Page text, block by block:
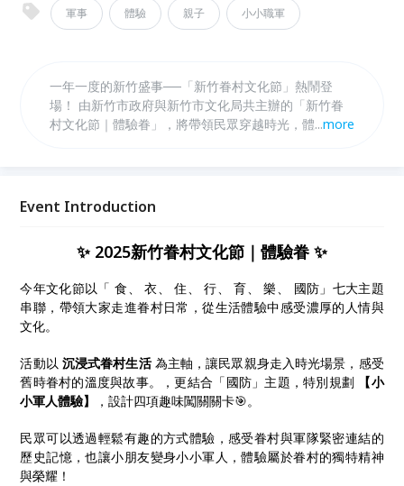
軍事 體驗 親子 小小職軍
一年一度的新竹盛事──「新竹眷村文化節」熱鬧登
場！ 由新竹市政府與新竹市文化局共主辦的「新竹眷
村文化節｜體驗眷」，將帶領民眾穿越時光，體驗滿載
識「保家衛國」的榮耀與驕傲，從小種下榮譽的種子。
...more
Event Introduction
✨ 2025新竹眷村文化節｜體驗眷 ✨
今年文化節以「 食、 衣、 住、 行、 育、 樂、 國防」七大主題
串聯，帶領大家走進眷村日常，從生活體驗中感受濃厚的人情與
文化。
活動以 沉浸式眷村生活為主軸，讓民眾親身走入時光場景，感受
舊時眷村的溫度與故事。，更結合「國防」主題，特別規劃
【小
小軍人體驗】
，設計四項趣味闖關關卡🎯。
民眾可以透過輕鬆有趣的方式體驗，感受眷村與軍隊緊密連結的
歷史記憶，也讓小朋友變身小小軍人，體驗屬於眷村的獨特精神
與榮耀！